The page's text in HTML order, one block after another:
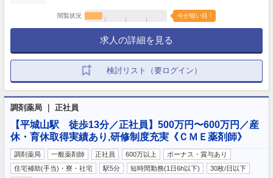
閲覧状況 今が狙い目！
求人の詳細を見る
検討リスト（要ログイン）
調剤薬局 ｜ 正社員
【平城山駅 徒歩13分／正社員】500万円〜600万円／産
休・育休取得実績あり,研修制度充実《ＣＭＥ薬剤師》
調剤薬局 一般薬剤師 正社員 600万以上
ボーナス・賞与あり
住宅補助(手当)・寮・社宅
駅5分 短時間勤務(1日6h以下)
30枚/日以下